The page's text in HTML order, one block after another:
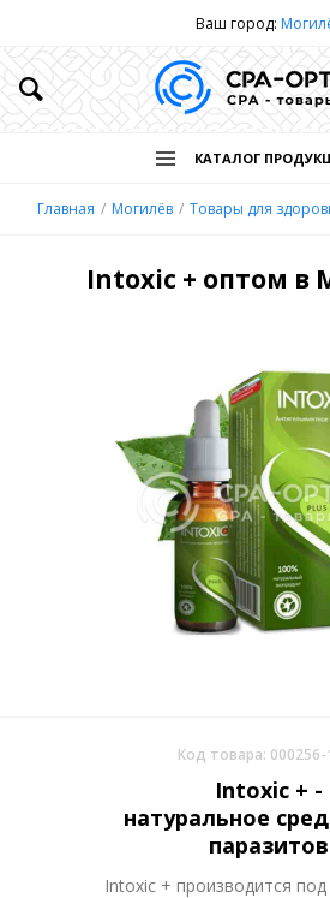
Ваш город:
КАТАЛОГ
Главная Могилёв Товары для
Intoxic + оптом в
Код товара: 000256-
Intoxic + -
натуральное
паразитов
Intoxic + производится под